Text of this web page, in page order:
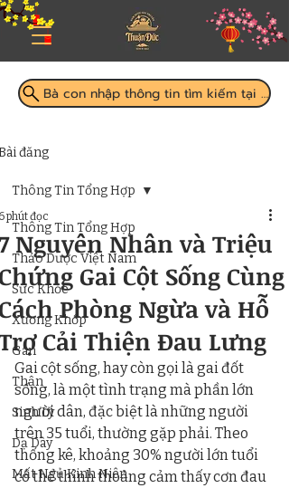
Bà con nhập thông tin tìm kiếm tại đây
đăng
Thông Tin Tổng Hợp
Thảo Dược Việt Nam
Sức Khỏe
Xương Khớp
Gan
Thận
Sinh Lý
Dạ Dày
Mất Ngủ Kinh Niên
Thông Tin Tổng Hợp
Nguyên Nhân và Triệu
Gai Cột Sống Cùng
Phòng Ngừa và Hỗ
Cải Thiện Đau Lưng
phút đọc
Gai cột sống, hay còn gọi là gai đốt
sống, là một tình trạng mà phần lớn
người dân, đặc biệt là những người
trên 35 tuổi, thường gặp phải. Theo
thống kê, khoảng 30% người lớn tuổi
có thể thỉnh thoảng cảm thấy cơn đau